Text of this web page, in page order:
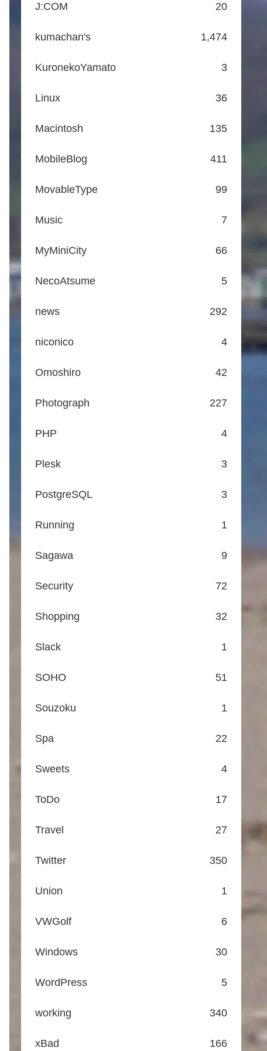
J:COM 20
kumachan's 1,474
KuronekoYamato 3
Linux 36
Macintosh 135
MobileBlog 411
MovableType 99
Music 7
MyMiniCity 66
NecoAtsume 5
news 292
niconico 4
Omoshiro 42
Photograph 227
PHP 4
Plesk 3
PostgreSQL 3
Running 1
Sagawa 9
Security 72
Shopping 32
Slack 1
SOHO 51
Souzoku 1
Spa 22
Sweets 4
ToDo 17
Travel 27
Twitter 350
Union 1
VWGolf 6
Windows 30
WordPress 5
working 340
xBad 166